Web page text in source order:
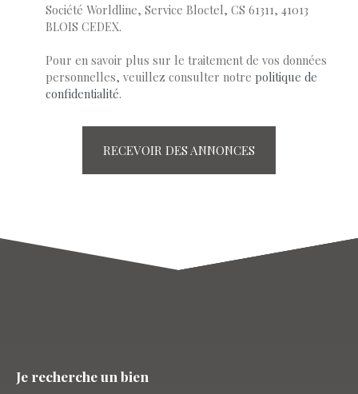
Société Worldline, Service Bloctel, CS 61311, 41013
BLOIS CEDEX.
Pour en savoir plus sur le traitement de vos données
personnelles, veuillez consulter notre politique de
confidentialité.
RECEVOIR DES ANNONCES
Je recherche un bien